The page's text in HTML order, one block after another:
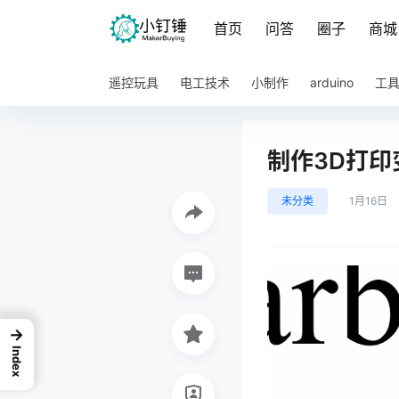
首页 问答 圈子 商城
遥控玩具 电工技术 小制作 arduino 工
制作3D打印
未分类 1月16日
→
Index